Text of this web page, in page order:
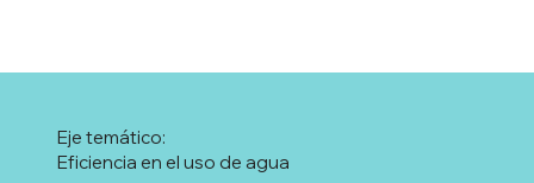
Eficiencia en el uso de agua
Eje temático: